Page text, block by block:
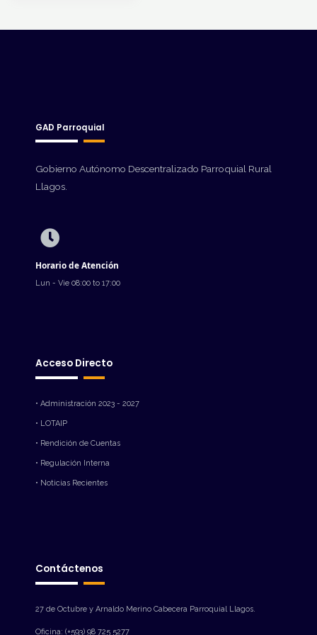
GAD Parroquial
Gobierno Autónomo Descentralizado Parroquial Rural
Llagos.
Horario de Atención
Lun - Vie 08:00 to 17:00
Acceso Directo
• Administración 2023 - 2027
• LOTAIP
• Rendición de Cuentas
• Regulación Interna
• Noticias Recientes
Contáctenos
27 de Octubre y Arnaldo Merino Cabecera Parroquial Llagos.
Oficina: (+593) 98 725 5277